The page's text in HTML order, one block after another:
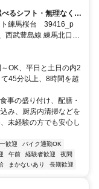
るシフト・無理なく安
ト練馬桜台 39416_p
西武豊島線 練馬北口徒
歩約10分
OK、平日と土日の内2
45分以上、8時間を超
事の盛り付け、配膳・
み、厨房内清掃などを
未経験の方でも安心し
歓迎
バイク通勤OK
午前 経験者歓迎
夜間
まかないあり 長期歓迎